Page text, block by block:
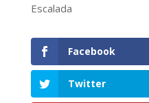
Escalada
Facebook
Twitter